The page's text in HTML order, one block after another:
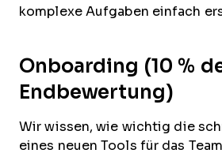
komplexe Aufgaben einfach
Onboarding (10 %
Endbewertung)
Wir wissen, wie wichtig die
eines neuen Tools für das